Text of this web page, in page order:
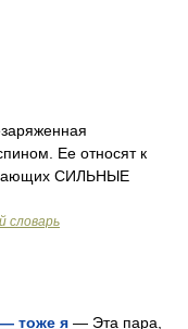
Ее относят к
СИЛЬНЫЕ
словарь
тоже я — Эта пара,